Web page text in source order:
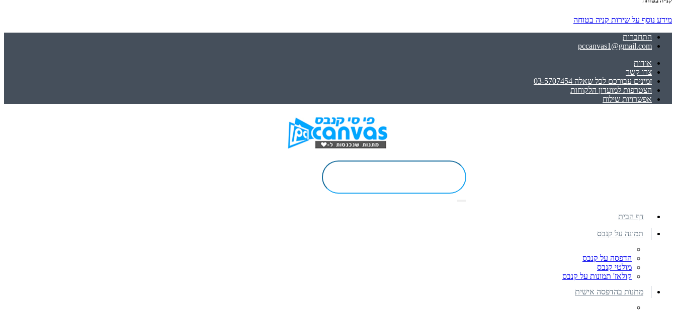
מידע נוסף על שירות קניה בטוחה
התחברות
pccanvas1@gmail.com
אודות
צרו קשר
זמינים עבורכם לכל שאלה 03-5707454
הצטרפות למועדון הלקוחות
אפשרויות שילוח
דף הבית
תמונה על קנבס
הדפסה על קנבס
מולטי קנבס
קולאז' תמונות על קנבס
מתנות בהדפסה אישית